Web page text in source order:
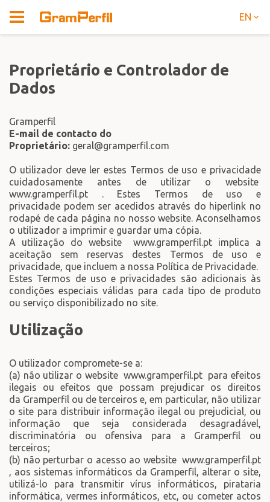
EN
Proprietário e Controlador de
Dados
Gramperfil
E-mail de contacto do
Proprietário: geral@gramperfil.com
O utilizador deve ler estes Termos de uso e privacidade
cuidadosamente antes de utilizar o website
www.gramperfil.pt . Estes Termos de uso e
privacidade podem ser acedidos através do hiperlink no
rodapé de cada página no nosso website. Aconselhamos
o utilizador a imprimir e guardar uma cópia.
A utilização do website www.gramperfil.pt implica a
aceitação sem reservas destes Termos de uso e
privacidade, que incluem a nossa Política de Privacidade.
Estes Termos de uso e privacidades são adicionais às
condições especiais válidas para cada tipo de produto
ou serviço disponibilizado no site.
Utilização
O utilizador compromete-se a:
(a) não utilizar o website www.gramperfil.pt para efeitos
ilegais ou efeitos que possam prejudicar os direitos
da Gramperfil ou de terceiros e, em particular, não utilizar
o site para distribuir informação ilegal ou prejudicial, ou
informação que seja considerada desagradável,
discriminatória ou ofensiva para a Gramperfil ou
terceiros;
(b) não perturbar o acesso ao website www.gramperfil.pt
, aos sistemas informáticos da Gramperfil, alterar o site,
utilizá-lo para transmitir vírus informáticos, pirataria
informática, vermes informáticos, etc, ou cometer actos